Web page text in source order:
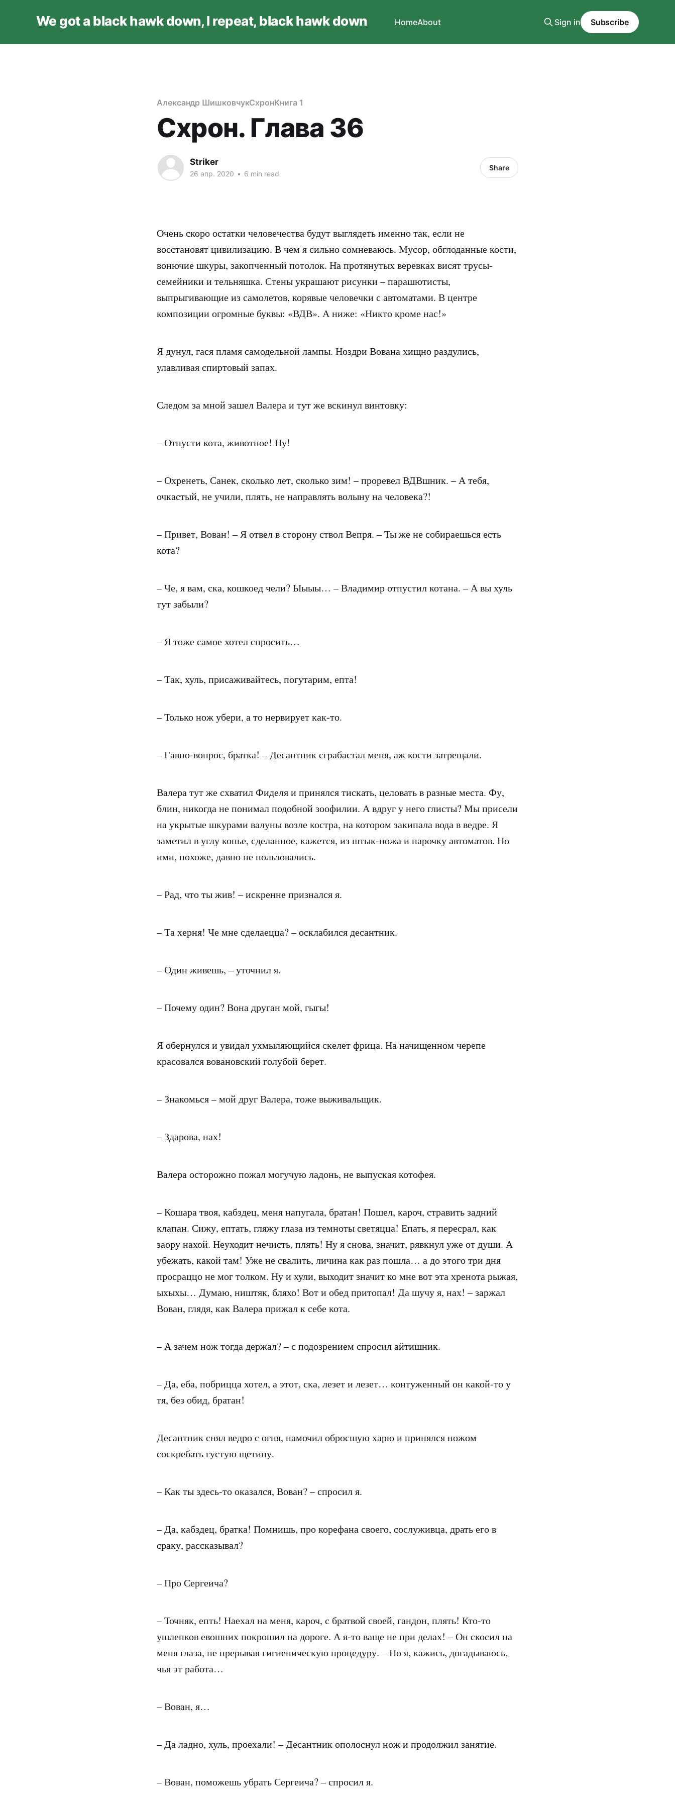
We got a black hawk down, I repeat, black hawk down HomeAbout Sign in Subscribe
Александр ШишковчукСхронКнига 1
Схрон. Глава 36
Striker
26 апр. 2020 • 6 min read
Share
Очень скоро остатки человечества будут выглядеть именно так, если не
восстановят цивилизацию. В чем я сильно сомневаюсь. Мусор, обглоданные кости,
вонючие шкуры, закопченный потолок. На протянутых веревках висят трусы-
семейники и тельняшка. Стены украшают рисунки – парашютисты,
выпрыгивающие из самолетов, корявые человечки с автоматами. В центре
композиции огромные буквы: «ВДВ». А ниже: «Никто кроме нас!»
Я дунул, гася пламя самодельной лампы. Ноздри Вована хищно раздулись,
улавливая спиртовый запах.
Следом за мной зашел Валера и тут же вскинул винтовку:
– Отпусти кота, животное! Ну!
– Охренеть, Санек, сколько лет, сколько зим! – проревелВДВшник. – А тебя,
очкастый, не учили, плять, не направлять волыну на человека?!
– Привет, Вован! – Я отвел в сторону ствол Вепря. – Ты же не собираешься есть
кота?
– Че, я вам, ска, кошкоед чели? Ыыыы… – Владимир отпустил котана. – А вы хуль
тут забыли?
– Я тоже самое хотел спросить…
– Так, хуль, присаживайтесь, погутарим, епта!
– Только нож убери, а то нервирует как-то.
– Гавно-вопрос, братка! – Десантник сграбастал меня, аж кости затрещали.
Валера тут же схватил Фиделя и принялся тискать, целовать в разные места. Фу,
блин, никогда не понимал подобной зоофилии. А вдруг у него глисты? Мы присели
на укрытые шкурами валуны возле костра, на котором закипала вода в ведре. Я
заметил в углу копье, сделанное, кажется, из штык-ножа и парочку автоматов. Но
ими, похоже, давно не пользовались.
– Рад, что ты жив! – искренне признался я.
– Та херня! Че мне сделаецца? – осклабился десантник.
– Один живешь, – уточнил я.
– Почему один? Вона друган мой, гыгы!
Я обернулся и увидал ухмыляющийся скелет фрица. На начищенном черепе
красовался вовановский голубой берет.
– Знакомься – мой друг Валера, тоже выживальщик.
– Здарова, нах!
Валера осторожно пожал могучую ладонь, не выпуская котофея.
– Кошара твоя, кабздец, меня напугала, братан! Пошел, кароч, стравить задний
клапан. Сижу, ептать, гляжу глаза из темноты светяцца! Епать, я пересрал, как
заору нахой. Неуходит нечисть, плять! Ну я снова, значит, рявкнул уже от души. А
убежать, какой там! Уже не свалить, личина как раз пошла… а до этого три дня
просраццо не мог толком. Ну и хули, выходит значит ко мне вот эта хренота рыжая,
ыхыхы… Думаю, ништяк, бляхо! Вот и обед притопал! Да шучу я, нах! – заржал
Вован, глядя, как Валера прижал к себе кота.
– А зачем нож тогда держал? – с подозрением спросил айтишник.
– Да, еба, побрицца хотел, а этот, ска, лезет и лезет… контуженный он какой-то у
тя, без обид, братан!
Десантник снял ведро с огня, намочил обросшую харю и принялся ножом
соскребать густую щетину.
– Как ты здесь-то оказался, Вован? – спросил я.
– Да, кабздец, братка! Помнишь, про корефана своего, сослуживца, драть его в
сраку, рассказывал?
– Про Сергеича?
– Точняк, епть! Наехал на меня, кароч, с братвой своей, гандон, плять! Кто-то
ушлепков евошних покрошил на дороге. А я-то ваще не при делах! – Он скосил на
меня глаза, не прерывая гигиеническую процедуру. – Но я, кажись, догадываюсь,
чья эт работа…
– Вован, я…
– Да ладно, хуль, проехали! – Десантник ополоснул нож и продолжил занятие.
– Вован, поможешь убрать Сергеича? – спросил я.